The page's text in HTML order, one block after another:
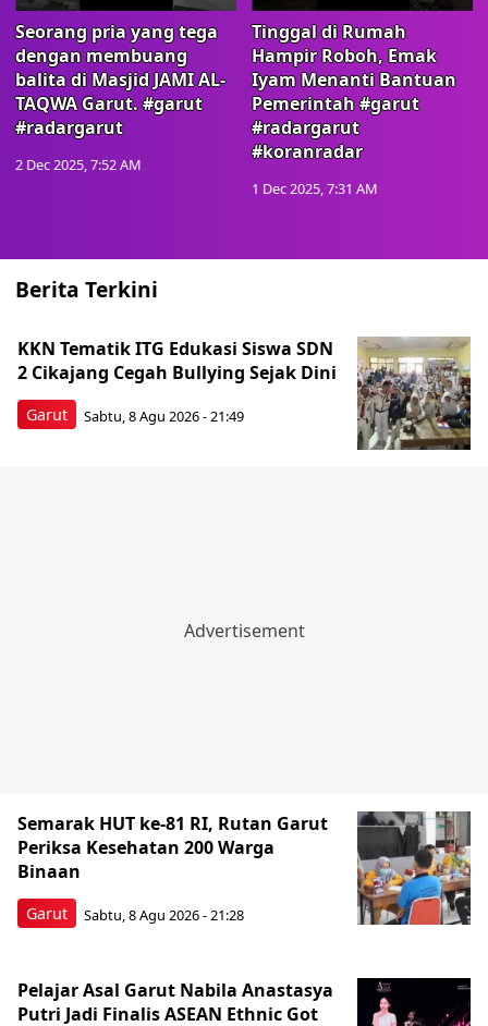
Seorang pria yang tega
dengan membuang
balita di Masjid JAMI AL-
TAQWA Garut. #garut
#radargarut
2 Dec 2025, 7:52 AM
Tinggal di Rumah
Hampir Roboh, Emak
Iyam Menanti Bantuan
Pemerintah #garut
#radargarut
#koranradar
1 Dec 2025, 7:31 AM
Berita Terkini
Garut
KKN Tematik ITG Edukasi Siswa SDN
2 Cikajang Cegah Bullying Sejak Dini
Sabtu, 8 Agu 2026 - 21:49
Garut
Semarak HUT ke-81 RI, Rutan Garut
Periksa Kesehatan 200 Warga
Binaan
Sabtu, 8 Agu 2026 - 21:28
Pelajar Asal Garut Nabila Anastasya
Putri Jadi Finalis ASEAN Ethnic Got